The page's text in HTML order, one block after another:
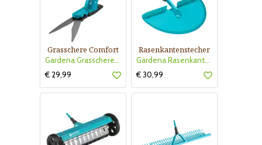
Grasschere Comfort
Gardena Grasschere Comfort
€ 29,99
Rasenkantenstecher
Gardena Rasenkantenstecher
€ 30,99